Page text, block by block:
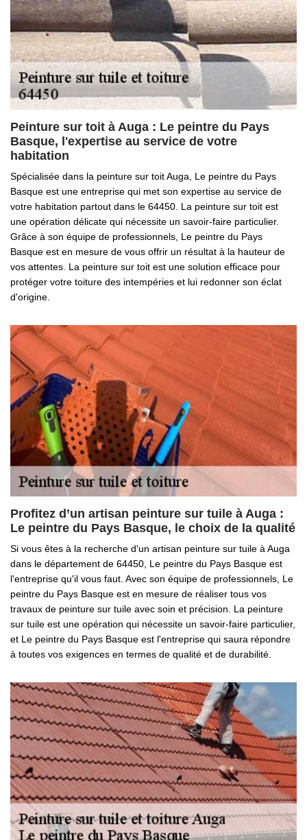
Peinture sur toit à Auga : Le peintre du Pays
Basque, l'expertise au service de votre
habitation
Spécialisée dans la peinture sur toit Auga, Le peintre du Pays
Basque est une entreprise qui met son expertise au service de
votre habitation partout dans le 64450. La peinture sur toit est
une opération délicate qui nécessite un savoir-faire particulier.
Grâce à son équipe de professionnels, Le peintre du Pays
Basque est en mesure de vous offrir un résultat à la hauteur de
vos attentes. La peinture sur toit est une solution efficace pour
protéger votre toiture des intempéries et lui redonner son éclat
d'origine.
Profitez d’un artisan peinture sur tuile à Auga :
Le peintre du Pays Basque, le choix de la qualité
Si vous êtes à la recherche d'un artisan peinture sur tuile à Auga
dans le département de 64450, Le peintre du Pays Basque est
l'entreprise qu'il vous faut. Avec son équipe de professionnels, Le
peintre du Pays Basque est en mesure de réaliser tous vos
travaux de peinture sur tuile avec soin et précision. La peinture
sur tuile est une opération qui nécessite un savoir-faire particulier,
et Le peintre du Pays Basque est l'entreprise qui saura répondre
à toutes vos exigences en termes de qualité et de durabilité.